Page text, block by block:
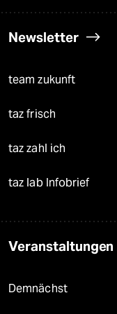
Newsletter
team zukunft
taz frisch
taz zahl ich
taz lab Infobrief
Veranstaltungen
Demnächst